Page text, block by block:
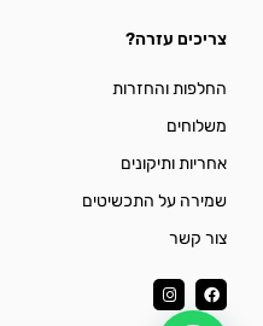
צריכים עזרה?
החלפות והחזרות
משלוחים
אחריות ותיקונים
שמירה על התכשיטים
צור קשר
F
a
c
I
n
s